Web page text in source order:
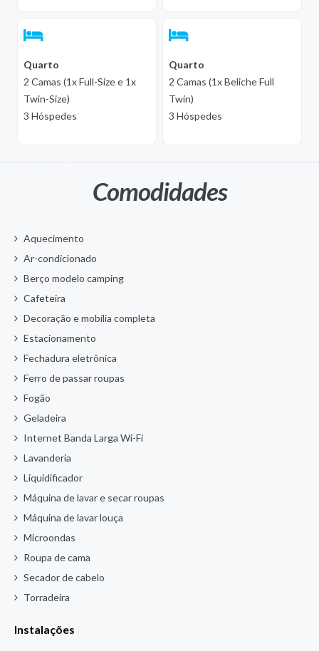
Quarto
2 Camas (1x Full-Size e 1x
Twin-Size)
3 Hóspedes
Quarto
2 Camas (1x Beliche Full
Twin)
3 Hóspedes
Comodidades
Aquecimento
Ar-condicionado
Berço modelo camping
Cafeteira
Decoração e mobília completa
Estacionamento
Fechadura eletrônica
Ferro de passar roupas
Fogão
Geladeira
Internet Banda Larga Wi-Fi
Lavanderia
Liquidificador
Máquina de lavar e secar roupas
Máquina de lavar louça
Microondas
Roupa de cama
Secador de cabelo
Torradeira
Instalações